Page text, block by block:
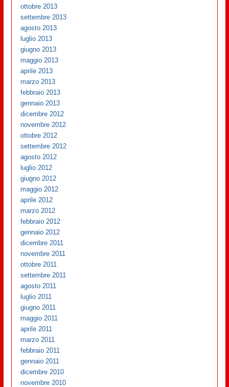
ottobre 2013
settembre 2013
agosto 2013
luglio 2013
giugno 2013
maggio 2013
aprile 2013
marzo 2013
febbraio 2013
gennaio 2013
dicembre 2012
novembre 2012
ottobre 2012
settembre 2012
agosto 2012
luglio 2012
giugno 2012
maggio 2012
aprile 2012
marzo 2012
febbraio 2012
gennaio 2012
dicembre 2011
novembre 2011
ottobre 2011
settembre 2011
agosto 2011
luglio 2011
giugno 2011
maggio 2011
aprile 2011
marzo 2011
febbraio 2011
gennaio 2011
dicembre 2010
novembre 2010